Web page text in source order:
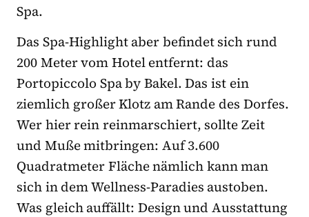
Spa.
Das Spa-Highlight aber befindet sich rund
200 Meter vom Hotel entfernt: das
Portopiccolo Spa by Bakel. Das ist ein
ziemlich großer Klotz am Rande des Dorfes.
Wer hier rein reinmarschiert, sollte Zeit
und Muße mitbringen: Auf 3.600
Quadratmeter Fläche nämlich kann man
sich in dem Wellness-Paradies austoben.
Was gleich auffällt: Design und Ausstattung